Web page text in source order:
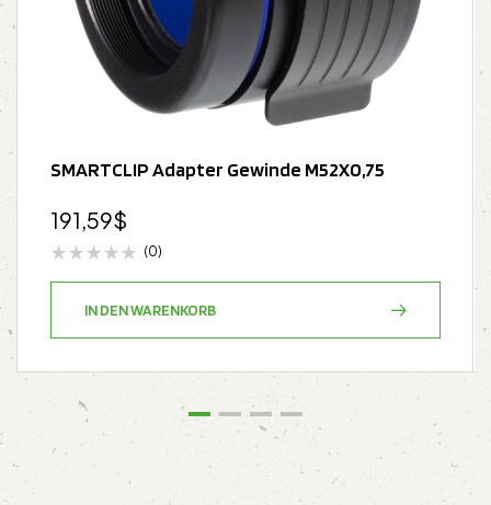
SMARTCLIP Adapter Gewinde M52X0,75
191,59$
(0)
IN DEN WARENKORB